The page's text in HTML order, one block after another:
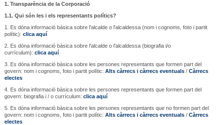
1. Transparència de la Corporació
1.1. Qui són les i els representants polítics?
1. Es dóna informació bàsica sobre l'alcalde o l'alcaldessa (nom i cognoms, foto i partit
polític): clica aquí
2. Es dóna informació bàsica sobre l'alcalde o l'alcaldessa (biografia i/o
currículum): clica aquí
3. Es dóna informació bàsica sobre les persones representants que formen part del
govern: nom i cognoms, foto i partit polític: Alts càrrecs i càrrecs eventuals/ Càrrecs
electes
4. Es dóna informació bàsica sobre les persones representants que formen part del
govern: biografia i / o currículum: clica aquí
5. Es dóna informació bàsica sobre les persones representants que no formen part del
govern: nom i cognoms, foto i partit polític: Alts càrrecs i càrrecs eventuals/ Càrrecs
electes